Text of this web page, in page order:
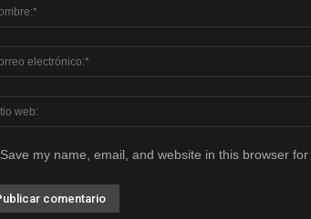
Save my name, email, and website in this browser